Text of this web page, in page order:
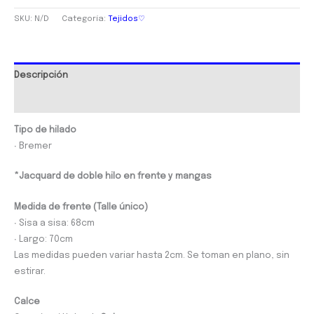
SKU: N/D Categoría: Tejidos♡
Descripción
Tipo de hilado
∙ Bremer
*Jacquard de doble hilo en frente y mangas
Medida de frente (Talle único)
∙ Sisa a sisa: 68cm
∙ Largo: 70cm
Las medidas pueden variar hasta 2cm. Se toman en plano, sin
estirar.
Calce